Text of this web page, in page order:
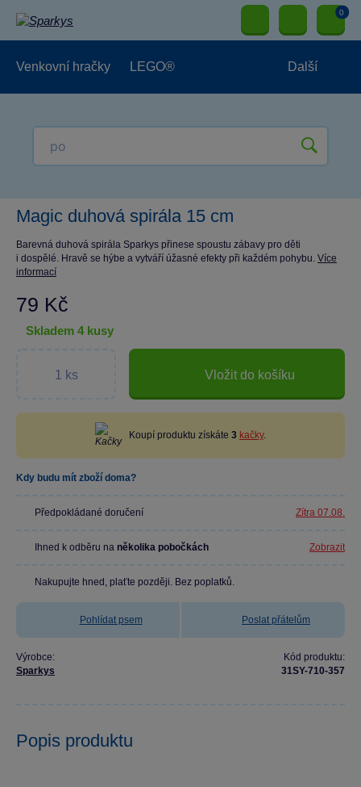
0
Venkovní hračky LEGO® Další
Magic duhová spirála 15 cm
Barevná duhová spirála Sparkys přinese spoustu zábavy pro děti
i dospělé. Hravě se hýbe a vytváří úžasné efekty při každém pohybu. Více
informací
79 Kč
skladem 4 kusy
Vložit do košíku
Koupí produktu získáte 3 kačky.
Kdy budu mít zboží doma?
Předpokládané doručení Zítra 07.08.
Ihned k odběru na několika pobočkách Zobrazit
Nakupujte hned, plaťte později. Bez poplatků.
Pohlídat psem Poslat přátelům
Výrobce:
Sparkys
Kód produktu:
31SY-710-357
Popis produktu